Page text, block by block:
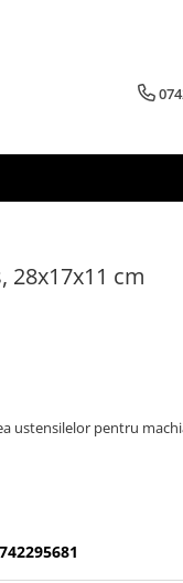
28x17x11 cm
ustensilelor pentru